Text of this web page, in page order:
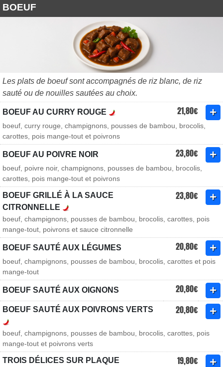
BOEUF
Les plats de boeuf sont accompagnés de riz blanc, de riz
sauté ou de nouilles sautées au choix.
BOEUF AU CURRY ROUGE 21,80€
boeuf, curry rouge, champignons, pousses de bambou, brocolis,
carottes, pois mange-tout et poivrons
BOEUF AU POIVRE NOIR 23,80€
boeuf, poivre noir, champignons, pousses de bambou, brocolis,
carottes, pois mange-tout et poivrons
BOEUF GRILLÉ À LA SAUCE
CITRONNELLE
23,80€
boeuf, champignons, pousses de bambou, brocolis, carottes, pois
mange-tout, poivrons et sauce citronnelle
BOEUF SAUTÉ AUX LÉGUMES 20,80€
boeuf, champignons, pousses de bambou, brocolis, carottes et pois
mange-tout
BOEUF SAUTÉ AUX OIGNONS 20,80€
BOEUF SAUTÉ AUX POIVRONS VERTS 20,80€
boeuf, champignons, pousses de bambou, brocolis, carottes, pois
mange-tout et poivrons verts
TROIS DÉLICES SUR PLAQUE
19,80€